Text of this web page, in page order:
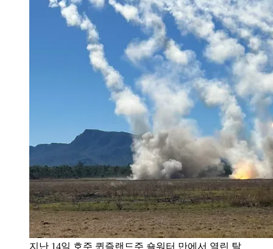
지난 14일 호주 퀸즐랜드주 숄워터 만에서 열린 탈